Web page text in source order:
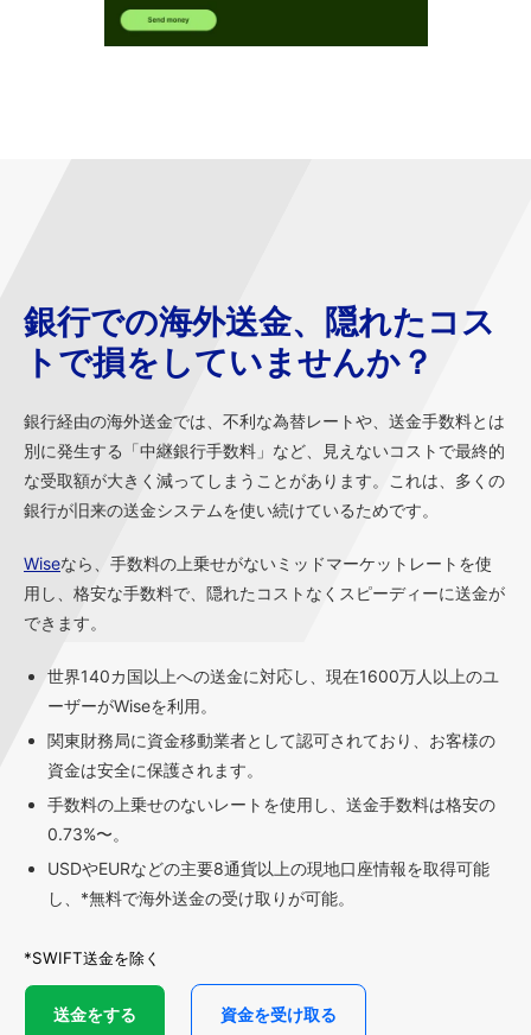
銀行での海外送金、隠れたコス
トで損をしていませんか？
銀行経由の海外送金では、不利な為替レートや、送金手数料とは
別に発生する「中継銀行手数料」など、見えないコストで最終的
な受取額が大きく減ってしまうことがあります。これは、多くの
銀行が旧来の送金システムを使い続けているためです。
Wiseなら、手数料の上乗せがないミッドマーケットレートを使
用し、格安な手数料で、隠れたコストなくスピーディーに送金が
できます。
世界140カ国以上への送金に対応し、現在1600万人以上のユ
ーザーがWiseを利用。
関東財務局に資金移動業者として認可されており、お客様の
資金は安全に保護されます。
手数料の上乗せのないレートを使用し、送金手数料は格安の
0.73%〜。
USDやEURなどの主要8通貨以上の現地口座情報を取得可能
し、*無料で海外送金の受け取りが可能。
*SWIFT送金を除く
送金をする 資金を受け取る